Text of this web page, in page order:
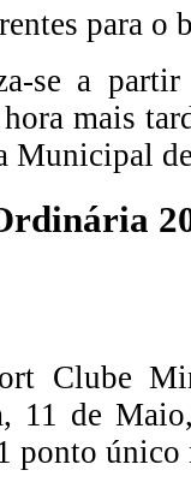
para o
se a
mais
Municipal
Clube
11 de
ponto único